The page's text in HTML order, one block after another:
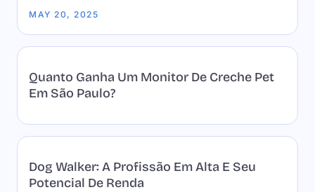
MAY 20, 2025
Quanto Ganha Um Monitor De Creche Pet
Em São Paulo?
Dog Walker: A Profissão Em Alta E Seu
Potencial De Renda